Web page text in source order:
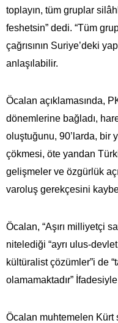
toplayın, tüm gruplar
feshetsin” dedi. “Tüm
çağrısının Suriye’deki
anlaşılabilir.
Öcalan açıklamasında,
dönemlerine bağladı,
oluştuğunu, 90’larda, bir
çökmesi, öte yandan
gelişmeler ve özgürlük
varoluş gerekçesini
Öcalan, “Aşırı milliyetçi
nitelediği “ayrı ulus-
kültüralist çözümler”i de
olamamaktadır”
Öcalan muhtemelen